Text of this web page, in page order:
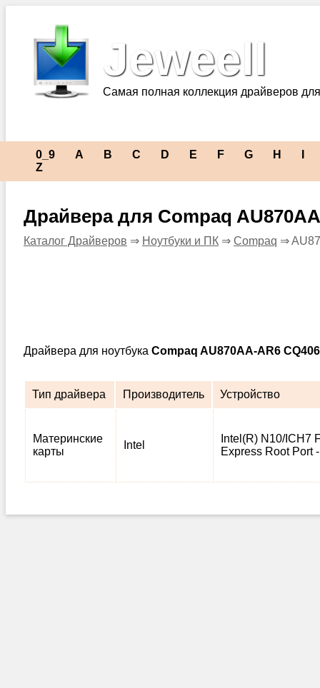
Jeweell
Самая полная коллекция драйверов
0_9 A B C D E F G H
Z
Драйвера для Compaq
Каталог Драйверов ⇒ Ноутбуки и ПК ⇒ Compaq ⇒
Драйвера для ноутбука Compaq AU870AA-AR6
Тип драйвера Производитель Устройство
Материнские
карты
Intel
Intel(R) N10/ICH7
Express Root Port